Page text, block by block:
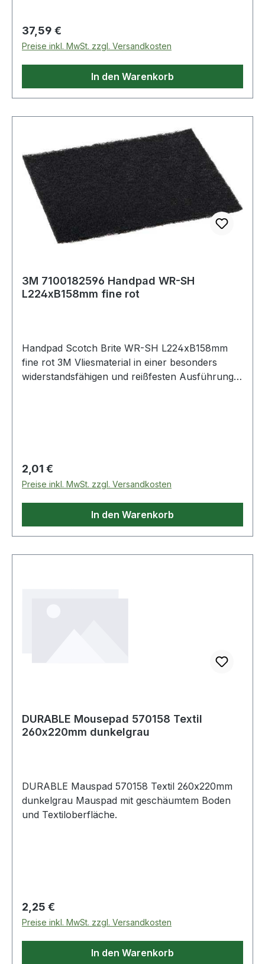
Regulärer Preis:
37,59 €
Preise inkl. MwSt. zzgl. Versandkosten
In den Warenkorb
3M 7100182596 Handpad WR-SH
L224xB158mm fine rot
Handpad Scotch Brite WR-SH L224xB158mm
fine rot 3M Vliesmaterial in einer besonders
widerstandsfähigen und reißfesten Ausführung ·
Regulärer Preis:
2,01 €
Preise inkl. MwSt. zzgl. Versandkosten
In den Warenkorb
DURABLE Mousepad 570158 Textil
260x220mm dunkelgrau
DURABLE Mauspad 570158 Textil 260x220mm
dunkelgrau Mauspad mit geschäumtem Boden
und Textiloberfläche.
Regulärer Preis:
2,25 €
Preise inkl. MwSt. zzgl. Versandkosten
In den Warenkorb